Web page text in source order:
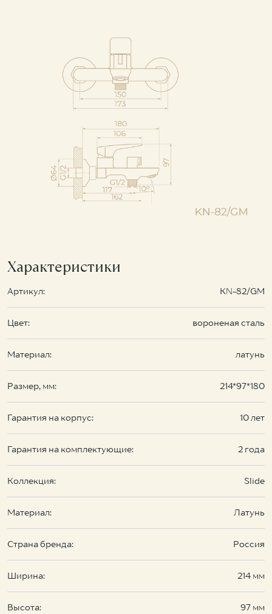
Характеристики
Артикул: KN-82/GM
Цвет: вороненая сталь
Материал: латунь
Размер, мм: 214*97*180
Гарантия на корпус: 10 лет
Гарантия на комплектующие: 2 года
Коллекция: Slide
Материал: Латунь
Страна бренда: Россия
Ширина: 214 мм
Высота: 97 мм